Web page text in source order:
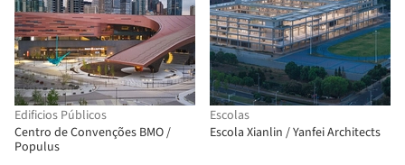
Edificios Públicos
Centro de Convenções BMO /
Populus
Escolas
Escola Xianlin / Yanfei Architects